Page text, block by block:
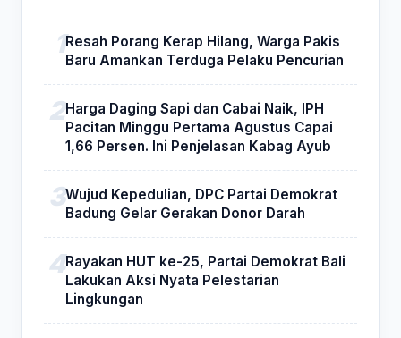
Resah Porang Kerap Hilang, Warga Pakis
Baru Amankan Terduga Pelaku Pencurian
Harga Daging Sapi dan Cabai Naik, IPH
Pacitan Minggu Pertama Agustus Capai
1,66 Persen. Ini Penjelasan Kabag Ayub
Wujud Kepedulian, DPC Partai Demokrat
Badung Gelar Gerakan Donor Darah
Rayakan HUT ke-25, Partai Demokrat Bali
Lakukan Aksi Nyata Pelestarian
Lingkungan